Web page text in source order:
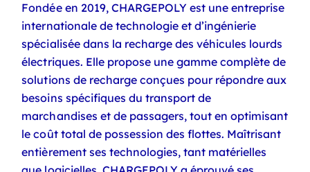
Fondée en 2019, CHARGEPOLY est une entreprise
internationale de technologie et d’ingénierie
spécialisée dans la recharge des véhicules lourds
électriques. Elle propose une gamme complète de
solutions de recharge conçues pour répondre aux
besoins spécifiques du transport de
marchandises et de passagers, tout en optimisant
le coût total de possession des flottes. Maîtrisant
entièrement ses technologies, tant matérielles